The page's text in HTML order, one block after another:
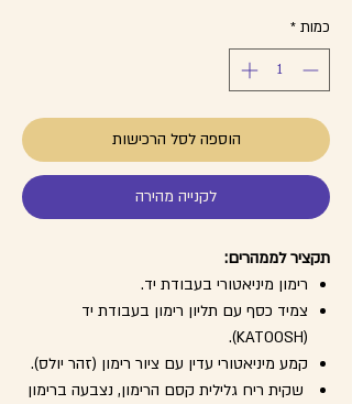
כמות *
הוספה לסל הרכישות
לקנייה מהירה
תקציר לממהרים:
רימון מיניאטורי בעבודת יד.
צמיד כסף עם תליון רימון בעבודת יד
(KATOOSH).
קמע מיניאטורי עדין עם ציור רימון (זהר יולס).
שקית ריח גלילית קסם הרימון, נצבעה ברימון